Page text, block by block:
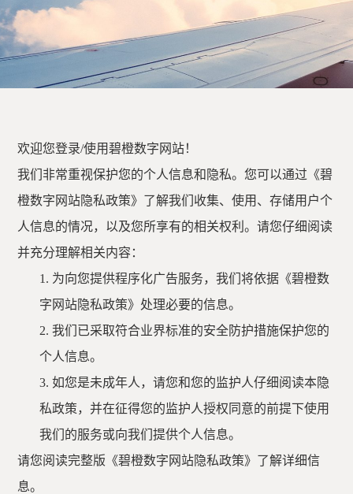
欢迎您登录/使用碧橙数字网站！
我们非常重视保护您的个人信息和隐私。您可以通过《碧
橙数字网站隐私政策》了解我们收集、使用、存储用户个
人信息的情况，以及您所享有的相关权利。请您仔细阅读
并充分理解相关内容：
1. 为向您提供程序化广告服务，我们将依据《碧橙数
字网站隐私政策》处理必要的信息。
2.我们已采取符合业界标准的安全防护措施保护您的
个人信息。
3.如您是未成年人，请您和您的监护人仔细阅读本隐
私政策，并在征得您的监护人授权同意的前提下使用
我们的服务或向我们提供个人信息。
请您阅读完整版《碧橙数字网站隐私政策》了解详细信
息。